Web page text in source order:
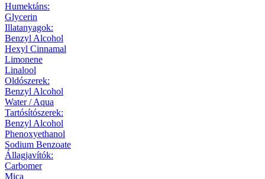
Humektáns:
Glycerin
Illatanyagok:
Benzyl Alcohol
Hexyl Cinnamal
Limonene
Linalool
Oldószerek:
Benzyl Alcohol
Water / Aqua
Tartósítószerek:
Benzyl Alcohol
Phenoxyethanol
Sodium Benzoate
Állagjavítók:
Carbomer
Mica